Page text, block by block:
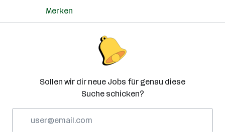
Merken
Sollen wir dir neue Jobs für genau diese
Suche schicken?